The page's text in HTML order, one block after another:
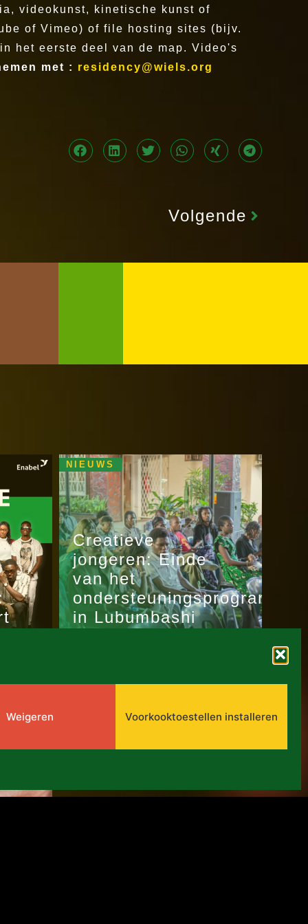
Weigeren Voorkooktoestellen installeren
videokunst, kinetische kunst of
of Vimeo) of file hosting sites (bijv.
het eerste deel van de map. Video's
met : residency@wiels.org
Volgende
Creatieve
jongeren: Einde
van het
ondersteuningsprogramma
in Lubumbashi
NIEUWS